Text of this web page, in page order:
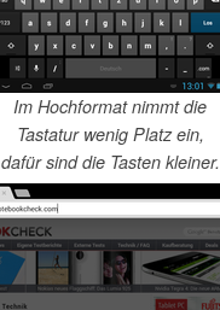
Im Hochformat nimmt die
Tastatur wenig Platz ein,
dafür sind die Tasten kleiner.